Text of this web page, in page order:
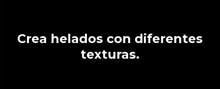
Crea helados con diferentes
texturas.